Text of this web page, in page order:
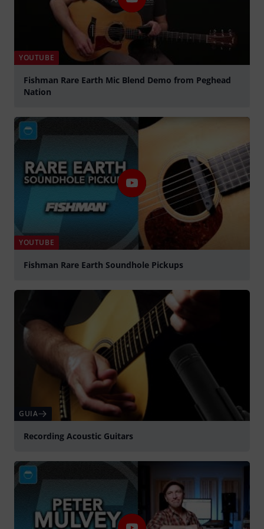
YOUTUBE
Fishman Rare Earth Mic Blend Demo from Peghead
Nation
YOUTUBE
Fishman Rare Earth Soundhole Pickups
GUIA
Recording Acoustic Guitars